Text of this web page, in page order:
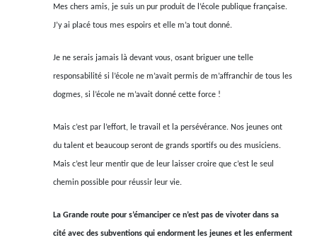
Mes chers amis, je suis un pur produit de l’école publique française.
J’y ai placé tous mes espoirs et elle m’a tout donné.
Je ne serais jamais là devant vous, osant briguer une telle
responsabilité si l’école ne m’avait permis de m’affranchir de tous les
dogmes, si l’école ne m’avait donné cette force !
Mais c’est par l’effort, le travail et la persévérance. Nos jeunes ont
du talent et beaucoup seront de grands sportifs ou des musiciens.
Mais c’est leur mentir que de leur laisser croire que c’est le seul
chemin possible pour réussir leur vie.
La Grande route pour s’émanciper ce n’est pas de vivoter dans sa
cité avec des subventions qui endorment les jeunes et les enferment